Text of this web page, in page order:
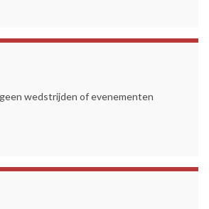
wedstrijden of evenementen